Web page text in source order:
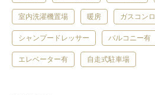
室内洗濯機置場 暖房 ガスコンロ
シャンプードレッサー バルコニー有
エレベーター有 自走式駐車場